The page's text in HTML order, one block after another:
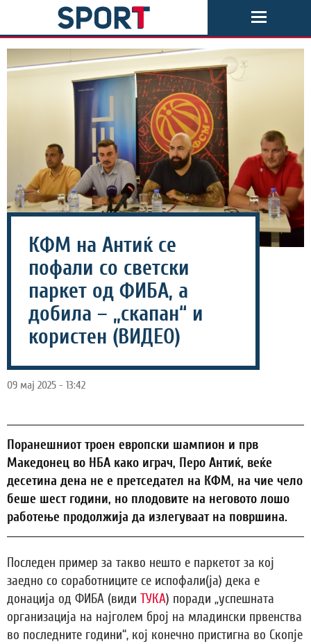
КФМ на Антиќ се
пофали со светски
паркет од ФИБА, а
добила – „скапан“ и
користен (ВИДЕО)
09 мај 2025 - 13:42
Поранешниот троен европски шампион и прв
Македонец во НБА како играч, Перо Антиќ, веќе
десетина дена не е претседател на КФМ, на чие чело
беше шест години, но плодовите на неговото лошо
работење продолжија да излегуваат на површина.
Последен пример за такво нешто е паркетот за кој
заедно со соработниците се испофали(ја) дека е
донација од ФИБА (види ТУКА) поради „успешната
организација на најголем број на младински првенства
во последните години“, кој конечно пристигна во Скопје